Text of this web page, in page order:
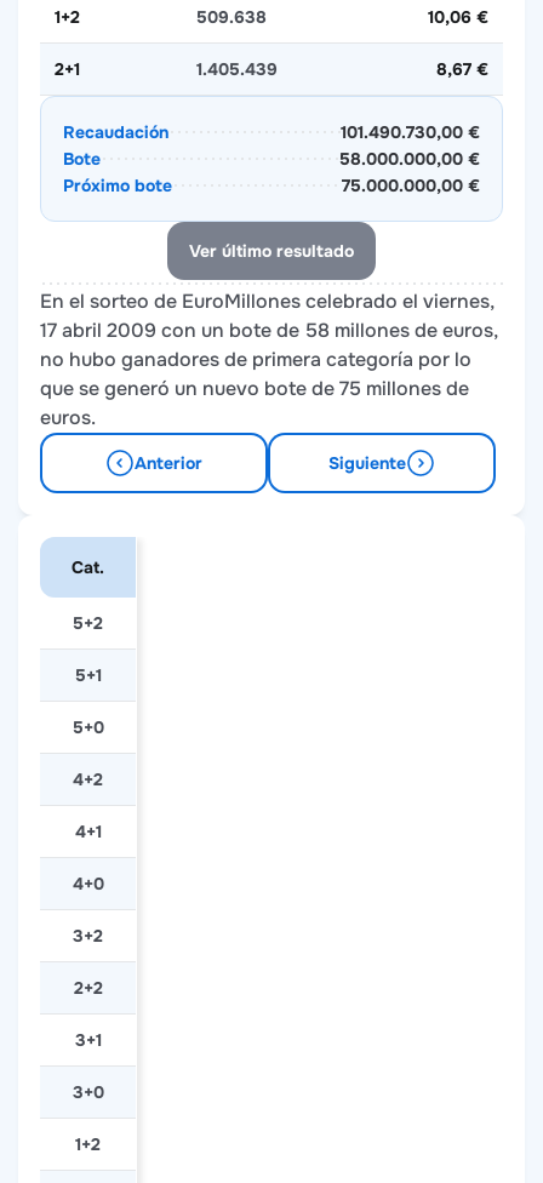
1+2 509.638 10,06 €
2+1 1.405.439 8,67 €
Recaudación
101.490.730,00 €
Bote
58.000.000,00 €
Próximo bote
75.000.000,00 €
Ver último resultado
En el sorteo de EuroMillones celebrado el viernes,
17 abril 2009 con un bote de 58 millones de euros,
no hubo ganadores de primera categoría por lo
que se generó un nuevo bote de 75 millones de
euros.
Anterior Siguiente
Cat.
5+2
5+1
5+0
4+2
4+1
4+0
3+2
2+2
3+1
3+0
1+2